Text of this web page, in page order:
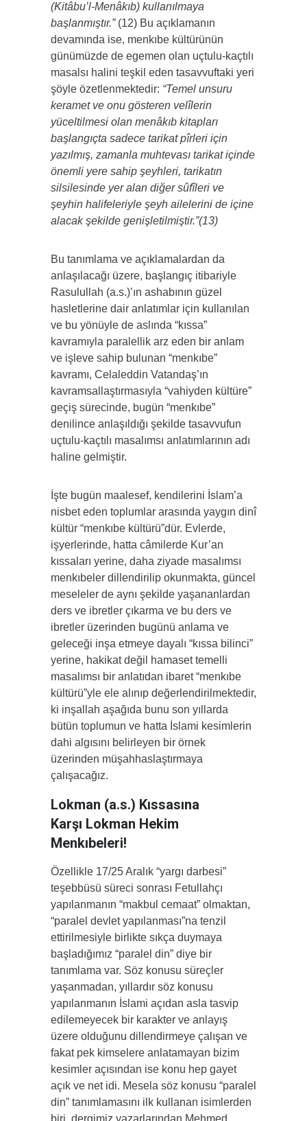
(Kitâbu’l-Menâkıb) kullanılmaya
başlanmıştır.”(12) Bu açıklamanın
devamında ise, menkıbe kültürünün
günümüzde de egemen olan uçtulu-kaçtılı
masalsı halini teşkil eden tasavvuftaki yeri
şöyle özetlenmektedir: “Temel unsuru
keramet ve onu gösteren velîlerin
yüceltilmesi olan menâkıb kitapları
başlangıçta sadece tarikat pîrleri için
yazılmış, zamanla muhtevası tarikat içinde
önemli yere sahip şeyhleri, tarikatın
silsilesinde yer alan diğer sûfîleri ve
şeyhin halifeleriyle şeyh ailelerini de içine
alacak şekilde genişletilmiştir.”(13)
Bu tanımlama ve açıklamalardan da
anlaşılacağı üzere, başlangıç itibariyle
Rasulullah (a.s.)’ın ashabının güzel
hasletlerine dair anlatımlar için kullanılan
ve bu yönüyle de aslında “kıssa”
kavramıyla paralellik arz eden bir anlam
ve işleve sahip bulunan “menkıbe”
kavramı, Celaleddin Vatandaş’ın
kavramsallaştırmasıyla “vahiyden kültüre”
geçiş sürecinde, bugün “menkıbe”
denilince anlaşıldığı şekilde tasavvufun
uçtulu-kaçtılı masalımsı anlatımlarının adı
haline gelmiştir.
İşte bugün maalesef, kendilerini İslam’a
nisbet eden toplumlar arasında yaygın dinî
kültür “menkıbe kültürü”dür. Evlerde,
işyerlerinde, hatta câmilerde Kur’an
kıssaları yerine, daha ziyade masalımsı
menkıbeler dillendirilip okunmakta, güncel
meseleler de aynı şekilde yaşananlardan
ders ve ibretler çıkarma ve bu ders ve
ibretler üzerinden bugünü anlama ve
geleceği inşa etmeye dayalı “kıssa bilinci”
yerine, hakikat değil hamaset temelli
masalımsı bir anlatıdan ibaret “menkıbe
kültürü”yle ele alınıp değerlendirilmektedir,
ki inşallah aşağıda bunu son yıllarda
bütün toplumun ve hatta İslami kesimlerin
dahi algısını belirleyen bir örnek
üzerinden müşahhaslaştırmaya
çalışacağız.
Lokman (a.s.) Kıssasına
Karşı Lokman Hekim
Menkıbeleri!
Özellikle 17/25 Aralık “yargı darbesi”
teşebbüsü süreci sonrası Fetullahçı
yapılanmanın “makbul cemaat” olmaktan,
“paralel devlet yapılanması”na tenzil
ettirilmesiyle birlikte sıkça duymaya
başladığımız “paralel din” diye bir
tanımlama var. Söz konusu süreçler
yaşanmadan, yıllardır söz konusu
yapılanmanın İslami açıdan asla tasvip
edilemeyecek bir karakter ve anlayış
üzere olduğunu dillendirmeye çalışan ve
fakat pek kimselere anlatamayan bizim
kesimler açısından ise konu hep gayet
açık ve net idi. Mesela söz konusu “paralel
din” tanımlamasını ilk kullanan isimlerden